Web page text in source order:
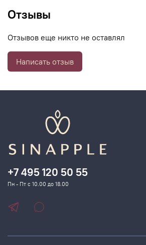
Отзывы
Отзывов еще никто не оставлял
Написать отзыв
+7 495 120 50 55
Пн - Пт с 10.00 до 18.00